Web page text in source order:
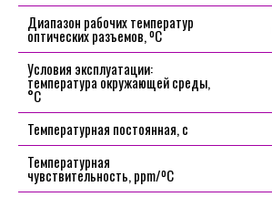
Диапазон рабочих температур
оптических разъемов, ºС
Условия эксплуатации:
температура окружающей среды,
°С
Температурная постоянная, с
Температурная
чувствительность, ppm/ºС